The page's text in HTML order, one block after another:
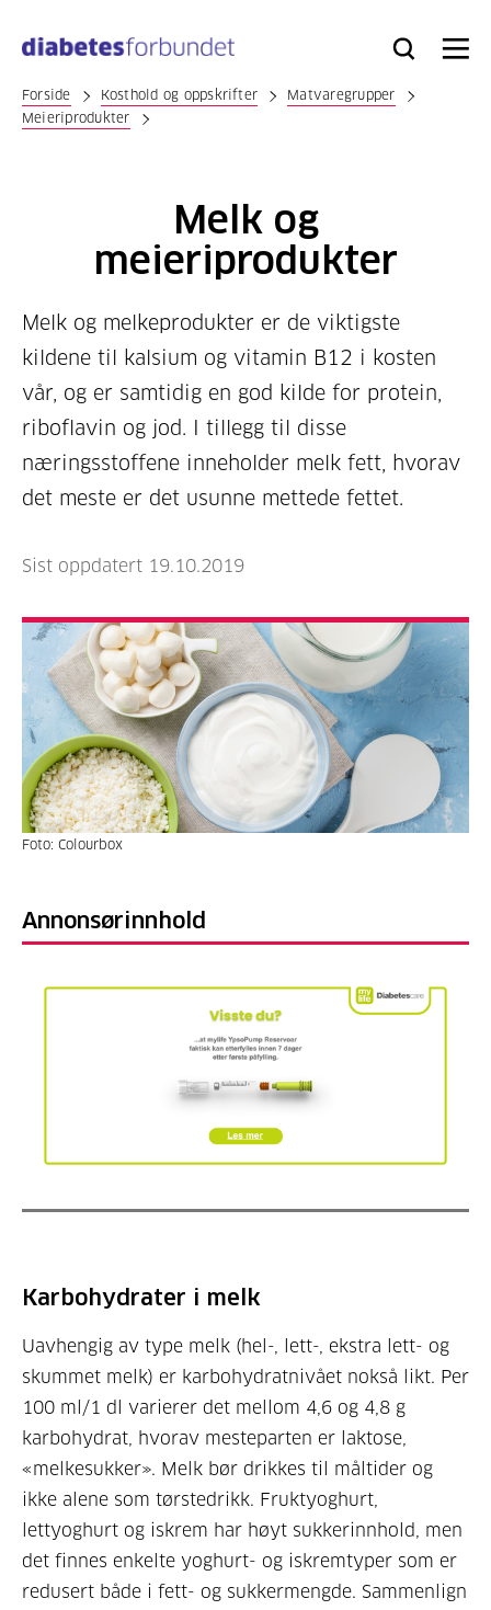
hovedinnhold
Bli
Logg
Søk Meny
Forside Kosthold og oppskrifter
Matvaregrupper
Meieriprodukter
Melk og
meieriprodukter
Melk og melkeprodukter er de viktigste
kildene til kalsium og vitamin B12 i kosten
vår, og er samtidig en god kilde for protein,
riboflavin og jod. I tillegg til disse
næringsstoffene inneholder melk fett, hvorav
det meste er det usunne mettede fettet.
Sist oppdatert 19.10.2019
Foto: Colourbox
Annonsørinnhold
Karbohydrater i melk
Uavhengig av type melk (hel-, lett-, ekstra lett- og
skummet melk) er karbohydratnivået nokså likt. Per
100 ml/1 dl varierer det mellom 4,6 og 4,8 g
karbohydrat, hvorav mesteparten er laktose,
«melkesukker». Melk bør drikkes til måltider og
ikke alene som tørstedrikk. Fruktyoghurt,
lettyoghurt og iskrem har høyt sukkerinnhold, men
det finnes enkelte yoghurt- og iskremtyper som er
redusert både i fett- og sukkermengde. Sammenlign